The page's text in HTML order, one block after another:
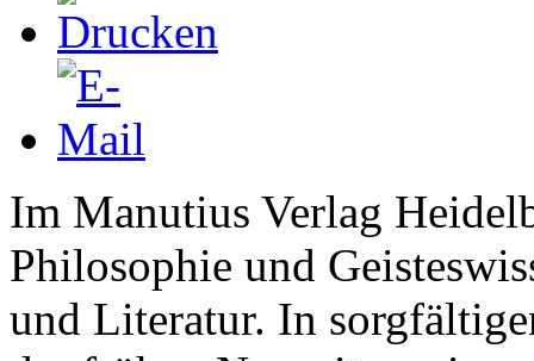
Im Manutius Verlag
Philosophie und
und Literatur. In